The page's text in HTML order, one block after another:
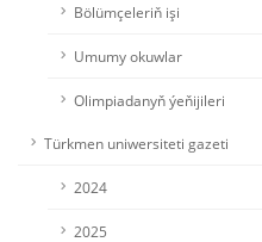
Bölümçeleriň işi
Umumy okuwlar
Olimpiadanyň ýeňijileri
Türkmen uniwersiteti gazeti
2024
2025